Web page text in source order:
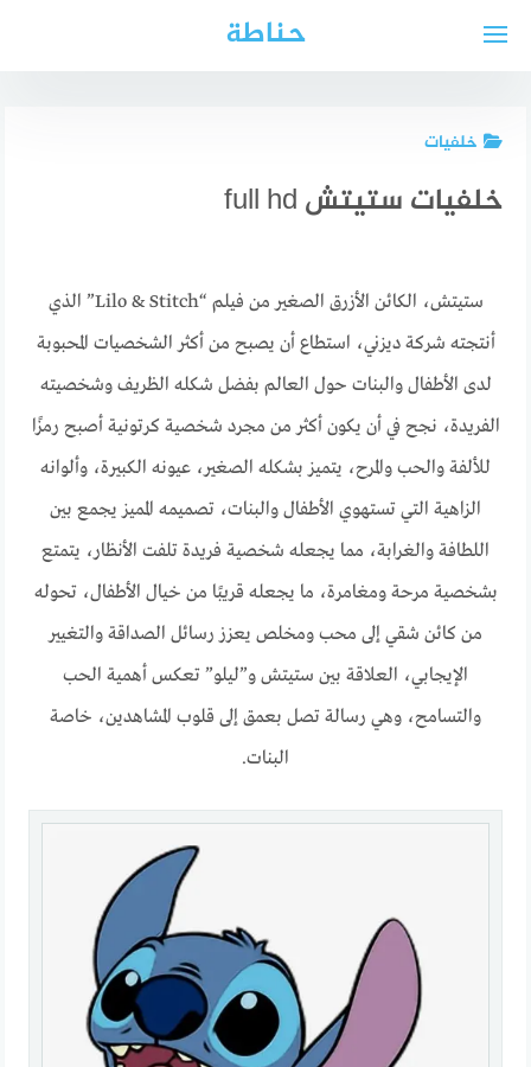
حناطة
خلفيات
خلفيات ستيتش full hd
ستيتش، الكائن الأزرق الصغير من فيلم “Lilo & Stitch” الذي
أنتجته شركة ديزني، استطاع أن يصبح من أكثر الشخصيات المحبوبة
لدى الأطفال والبنات حول العالم بفضل شكله الظريف وشخصيته
الفريدة، نجح في أن يكون أكثر من مجرد شخصية كرتونية أصبح رمزًا
للألفة والحب والمرح، يتميز بشكله الصغير، عيونه الكبيرة، وألوانه
الزاهية التي تستهوي الأطفال والبنات، تصميمه المميز يجمع بين
اللطافة والغرابة، مما يجعله شخصية فريدة تلفت الأنظار، يتمتع
بشخصية مرحة ومغامرة، ما يجعله قريبًا من خيال الأطفال، تحوله
من كائن شقي إلى محب ومخلص يعزز رسائل الصداقة والتغيير
الإيجابي، العلاقة بين ستيتش و”ليلو” تعكس أهمية الحب
والتسامح، وهي رسالة تصل بعمق إلى قلوب المشاهدين، خاصة
البنات.